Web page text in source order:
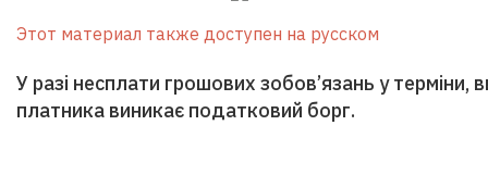
Этот материал также доступен на русском
У разі несплати грошових зобов’язань у терміни,
платника виникає податковий борг.